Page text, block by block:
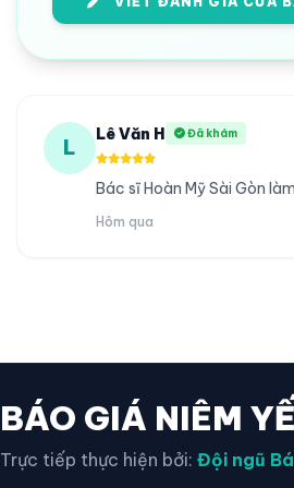
L
Lê Văn H Đã khám
Bác sĩ Hoàn Mỹ Sài Gòn
Hôm qua
BÁO GIÁ NIÊM
Trực tiếp thực hiện bởi: Đội ngũ